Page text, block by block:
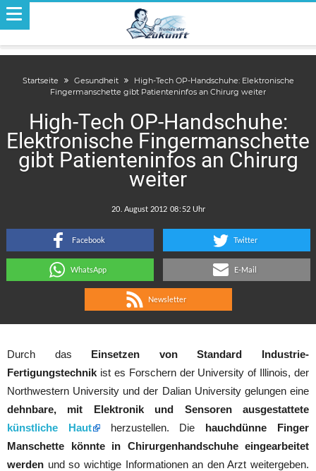
Startseite Gesundheit
High-Tech OP-Handschuhe: Elektronische
Fingermanschette gibt Patienteninfos an Chirurg weiter
High-Tech OP-Handschuhe:
Elektronische Fingermanschette
gibt Patienteninfos an Chirurg
weiter
:
Facebook Twitter
WhatsApp E-Mail
Newsletter
Durch das Einsetzen von Standard Industrie-
Fertigungstechnik ist es Forschern der University of Illinois, der
Northwestern University und der Dalian University gelungen eine
dehnbare, mit Elektronik und Sensoren ausgestattete
künstliche Haut
herzustellen. Die hauchdünne Finger
Manschette könnte in Chirurgenhandschuhe eingearbeitet
werden und so wichtige Informationen an den Arzt weitergeben.